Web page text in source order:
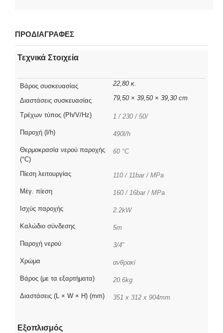
ΠΡΟΔΙΑΓΡΑΦΕΣ
Τεχνικά Στοιχεία
Βάρος συσκευασίας 22,80 κ.
Διαστάσεις συσκευασίας 79,50 × 39,50 × 39,30 cm
Τρέχων τύπος (Ph/V/Hz) 1 / 230 / 50/
Παροχή (l/h) 490l/h
Θερμοκρασία νερού παροχής
(°C)
60 °C
Πίεση λειτουργίας 110 / 11bar / MPa
Μέγ. πίεση 160 / 16bar / MPa
Ισχύς παροχής 2.2kW
Καλώδιο σύνδεσης 5m
Παροχή νερού 3/4″
Χρώμα ανθρακί
Βάρος (με τα εξαρτήματα) 20.6kg
Διαστάσεις (L × W × H) (mm) 351 x 312 x 904mm
Εξοπλισμός